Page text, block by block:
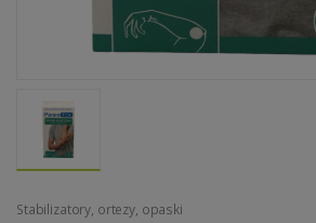
Stabilizatory, ortezy, opaski